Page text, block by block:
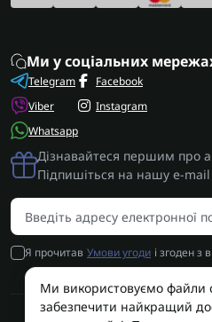
Ми у соціальних
Telegram
Viber
Whatsapp
Facebook
Instagram
Дізнавайтеся першим про
Підпишіться на нашу e-mail
Я прочитав Умови угоди і згоден з
Ми використовуємо файли
забезпечити найкращий